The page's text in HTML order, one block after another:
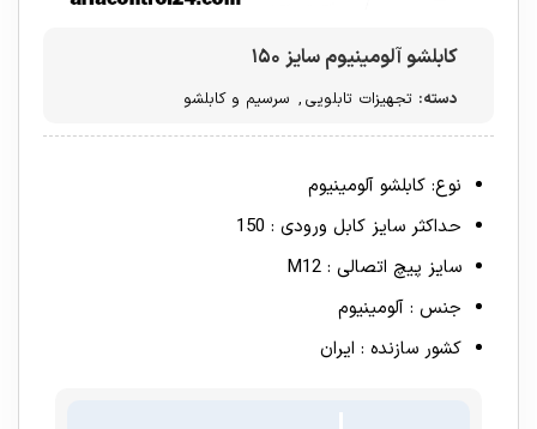
کابلشو آلومینیوم سایز ۱۵۰
دسته: تجهیزات تابلویی , سرسیم و کابلشو
نوع: کابلشو آلومینیوم
حداکثر سایز کابل ورودی : 150
سایز پیچ اتصالی : M12
جنس : آلومینیوم
کشور سازنده : ایران